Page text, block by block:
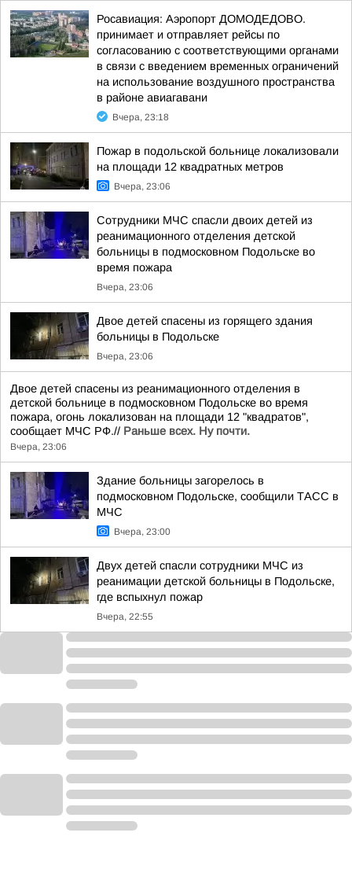
Росавиация: Аэропорт ДОМОДЕДОВО.
принимает и отправляет рейсы по
согласованию с соответствующими органами
в связи с введением временных ограничений
на использование воздушного пространства
в районе авиагавани
Вчера, 23:18
Пожар в подольской больнице локализовали
на площади 12 квадратных метров
Вчера, 23:06
Сотрудники МЧС спасли двоих детей из
реанимационного отделения детской
больницы в подмосковном Подольске во
время пожара
Вчера, 23:06
Двое детей спасены из горящего здания
больницы в Подольске
Вчера, 23:06
Двое детей спасены из реанимационного отделения в
детской больнице в подмосковном Подольске во время
пожара, огонь локализован на площади 12 "квадратов",
сообщает МЧС РФ.// Раньше всех. Ну почти.
Вчера, 23:06
Здание больницы загорелось в
подмосковном Подольске, сообщили ТАСС в
МЧС
Вчера, 23:00
Двух детей спасли сотрудники МЧС из
реанимации детской больницы в Подольске,
где вспыхнул пожар
Вчера, 22:55